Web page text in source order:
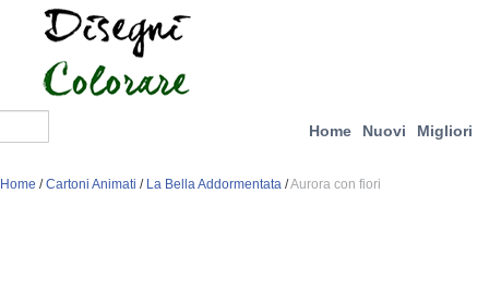
Home Nuovi Migliori
Home /Cartoni Animati / La Bella Addormentata /Aurora con fiori